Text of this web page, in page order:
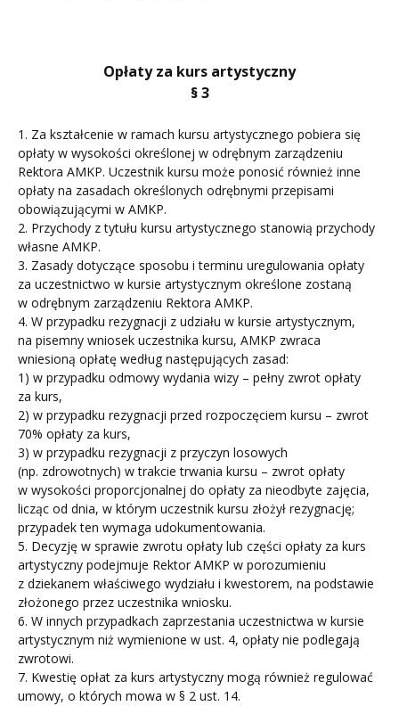
Opłaty za kurs artystyczny
§ 3
1. Za kształcenie w ramach kursu artystycznego pobiera się
opłaty w wysokości określonej w odrębnym zarządzeniu
Rektora AMKP. Uczestnik kursu może ponosić również inne
opłaty na zasadach określonych odrębnymi przepisami
obowiązującymi w AMKP.
2. Przychody z tytułu kursu artystycznego stanowią przychody
własne AMKP.
3. Zasady dotyczące sposobu i terminu uregulowania opłaty
za uczestnictwo w kursie artystycznym określone zostaną
w odrębnym zarządzeniu Rektora AMKP.
4. W przypadku rezygnacji z udziału w kursie artystycznym,
na pisemny wniosek uczestnika kursu, AMKP zwraca
wniesioną opłatę według następujących zasad:
1) w przypadku odmowy wydania wizy – pełny zwrot opłaty
za kurs,
2) w przypadku rezygnacji przed rozpoczęciem kursu – zwrot
70% opłaty za kurs,
3) w przypadku rezygnacji z przyczyn losowych
(np. zdrowotnych) w trakcie trwania kursu – zwrot opłaty
w wysokości proporcjonalnej do opłaty za nieodbyte zajęcia,
licząc od dnia, w którym uczestnik kursu złożył rezygnację;
przypadek ten wymaga udokumentowania.
5. Decyzję w sprawie zwrotu opłaty lub części opłaty za kurs
artystyczny podejmuje Rektor AMKP w porozumieniu
z dziekanem właściwego wydziału i kwestorem, na podstawie
złożonego przez uczestnika wniosku.
6. W innych przypadkach zaprzestania uczestnictwa w kursie
artystycznym niż wymienione w ust. 4, opłaty nie podlegają
zwrotowi.
7. Kwestię opłat za kurs artystyczny mogą również regulować
umowy, o których mowa w § 2 ust. 14.